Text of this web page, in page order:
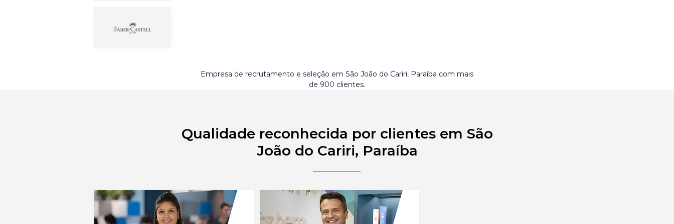
Empresa de recrutamento e seleção em São João do Cariri, Paraíba com mais
de 900 clientes.
Qualidade reconhecida por clientes em São
João do Cariri, Paraíba